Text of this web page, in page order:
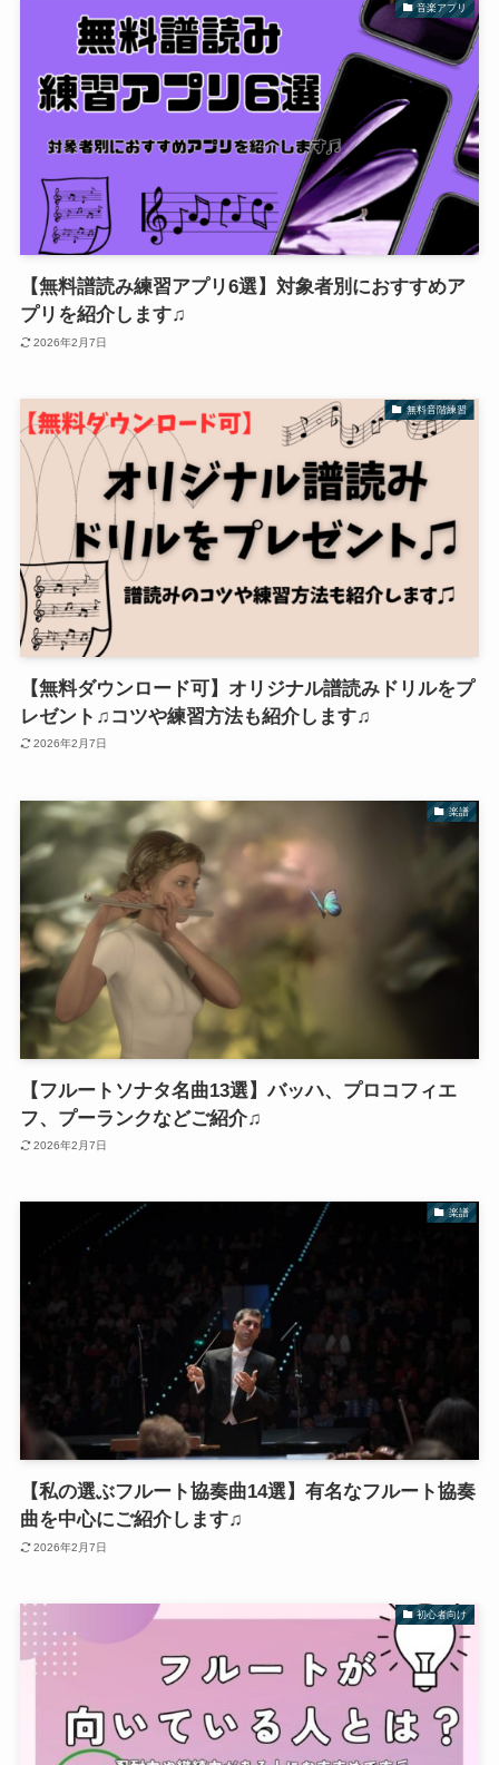
音楽アプリ
【無料譜読み練習アプリ6選】対象者別におすすめア
プリを紹介します♫
2026年2月7日
無料音階練習
【無料ダウンロード可】オリジナル譜読みドリルをプ
レゼント♫コツや練習方法も紹介します♫
2026年2月7日
楽譜
【フルートソナタ名曲13選】バッハ、プロコフィエ
フ、プーランクなどご紹介♫
2026年2月7日
楽譜
【私の選ぶフルート協奏曲14選】有名なフルート協奏
曲を中心にご紹介します♫
2026年2月7日
初心者向け